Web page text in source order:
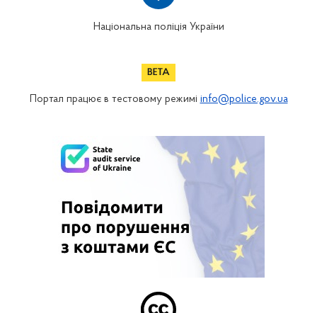
Національна поліція України
Портал працює в тестовому режимі info@police.gov.ua